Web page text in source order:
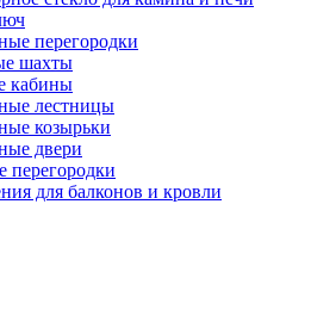
перегородки
шахты
кабины
лестницы
козырьки
двери
для балконов и кровли